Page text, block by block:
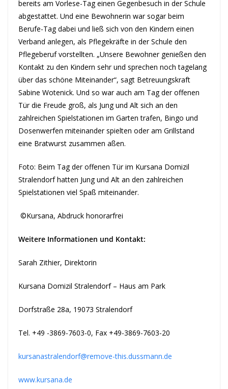
bereits am Vorlese-Tag einen Gegenbesuch in der Schule
abgestattet. Und eine Bewohnerin war sogar beim
Berufe-Tag dabei und ließ sich von den Kindern einen
Verband anlegen, als Pflegekräfte in der Schule den
Pflegeberuf vorstellten. „Unsere Bewohner genießen den
Kontakt zu den Kindern sehr und sprechen noch tagelang
über das schöne Miteinander“, sagt Betreuungskraft
Sabine Wotenick. Und so war auch am Tag der offenen
Tür die Freude groß, als Jung und Alt sich an den
zahlreichen Spielstationen im Garten trafen, Bingo und
Dosenwerfen miteinander spielten oder am Grillstand
eine Bratwurst zusammen aßen.
Foto: Beim Tag der offenen Tür im Kursana Domizil
Stralendorf hatten Jung und Alt an den zahlreichen
Spielstationen viel Spaß miteinander.
©Kursana, Abdruck honorarfrei
Weitere Informationen und Kontakt:
Sarah Zithier, Direktorin
Kursana Domizil Stralendorf – Haus am Park
Dorfstraße 28a, 19073 Stralendorf
Tel. +49 -3869-7603-0, Fax +49-3869-7603-20
kursanastralendorf@remove-this.dussmann.de
www.kursana.de